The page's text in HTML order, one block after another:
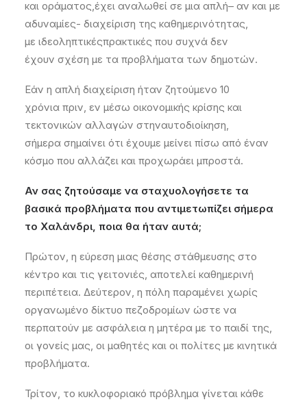
και οράματος,έχει αναλωθεί σε μια απλή– αν και με
αδυναμίες- διαχείριση της καθημερινότητας,
με ιδεοληπτικέςπρακτικές που συχνά δεν
έχουν σχέση με τα προβλήματα των δημοτών.
Εάν η απλή διαχείριση ήταν ζητούμενο 10
χρόνια πριν, εν μέσω οικονομικής κρίσης και
τεκτονικών αλλαγών στηναυτοδιοίκηση,
σήμερα σημαίνει ότι έχουμε μείνει πίσω από έναν
κόσμο που αλλάζει και προχωράει μπροστά.
Αν σας ζητούσαμε να σταχυολογήσετε τα
βασικά προβλήματα που αντιμετωπίζει σήμερα
το Χαλάνδρι, ποια θα ήταν αυτά;
Πρώτον, η εύρεση μιας θέσης στάθμευσης στο
κέντρο και τις γειτονιές, αποτελεί καθημερινή
περιπέτεια. Δεύτερον, η πόλη παραμένει χωρίς
οργανωμένο δίκτυο πεζοδρομίων ώστε να
περπατούν με ασφάλεια η μητέρα με το παιδί της,
οι γονείς μας, οι μαθητές και οι πολίτες με κινητικά
προβλήματα.
Τρίτον, το κυκλοφοριακό πρόβλημα γίνεται κάθε